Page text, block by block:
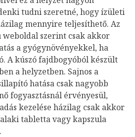
tudni szeretné, hogy ízületi
mennyire teljesíthető. Az
weboldal szerint csak akkor
a gyógynövényekkel, ha
A kúszó fajdbogyóból készült
a helyzetben. Sajnos a
hatása csak nagyobb
fogyasztásnál érvényesül,
kezelése házilag csak akkor
tabletta vagy kapszula